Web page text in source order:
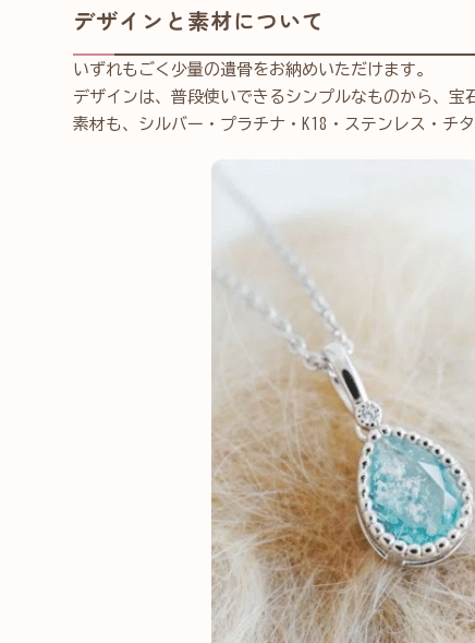
デザインと素材について
いずれもごく少量の遺骨をお納めいただけます。
デザインは、普段使いできるシンプルなものから、宝
素材も、シルバー・プラチナ・K18・ステンレス・チ